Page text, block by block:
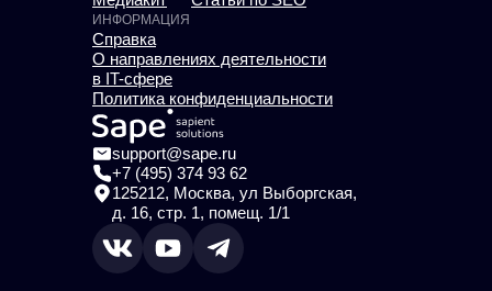
ИНФОРМАЦИЯ
Справка
О направлениях деятельности
в IT-сфере
Политика конфиденциальности
support@sape.ru
+7 (495) 374 93 62
125212, Москва, ул Выборгская,
д. 16, стр. 1, помещ. 1/1